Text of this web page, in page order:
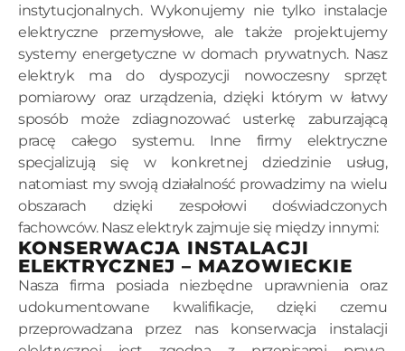
instytucjonalnych. Wykonujemy nie tylko instalacje
elektryczne przemysłowe, ale także projektujemy
systemy energetyczne w domach prywatnych. Nasz
elektryk ma do dyspozycji nowoczesny sprzęt
pomiarowy oraz urządzenia, dzięki którym w łatwy
sposób może zdiagnozować usterkę zaburzającą
pracę całego systemu. Inne firmy elektryczne
specjalizują się w konkretnej dziedzinie usług,
natomiast my swoją działalność prowadzimy na wielu
obszarach dzięki zespołowi doświadczonych
fachowców. Nasz elektryk zajmuje się między innymi:
KONSERWACJA INSTALACJI
ELEKTRYCZNEJ – MAZOWIECKIE
Nasza firma posiada niezbędne uprawnienia oraz
udokumentowane kwalifikacje, dzięki czemu
przeprowadzana przez nas konserwacja instalacji